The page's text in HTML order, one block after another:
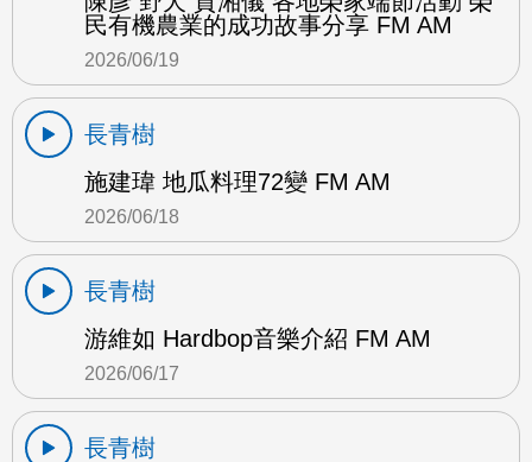
民有機農業的成功故事分享 FM AM
2026/06/19
長青樹
施建瑋 地瓜料理72變 FM AM
2026/06/18
長青樹
游維如 Hardbop音樂介紹 FM AM
2026/06/17
長青樹